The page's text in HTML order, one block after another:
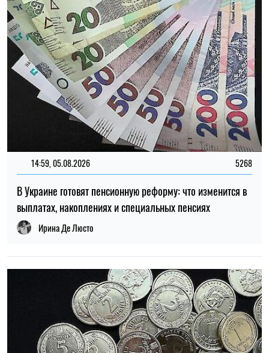
14:59, 05.08.2026 5268
В Украине готовят пенсионную реформу: что изменится в
выплатах, накоплениях и специальных пенсиях
Ирина Де Люсто